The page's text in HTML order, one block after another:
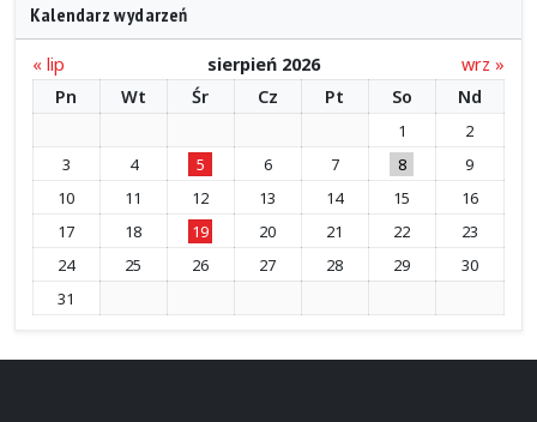
Kalendarz wydarzeń
« lip sierpień 2026
wrz »
Pn
Wt Śr Cz Pt So Nd
1
2
3
4 5 6 7 8
9
10
11 12 13 14 15
16
17
18 19 20 21 22
23
24
25 26 27 28 29
30
31